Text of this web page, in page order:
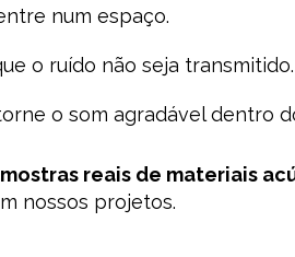
num espaço.
o ruído não seja transmitido.
o som agradável dentro
reais de materiais
nossos projetos.